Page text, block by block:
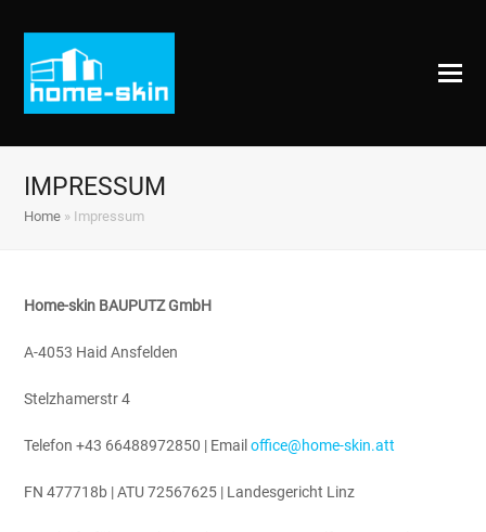
IMPRESSUM
Home » Impressum
Home-skin BAUPUTZ GmbH
A-4053 Haid Ansfelden
Stelzhamerstr 4
Telefon +43 66488972850 | Emailoffice@home-skin.att
FN 477718b | ATU 72567625 | Landesgericht Linz